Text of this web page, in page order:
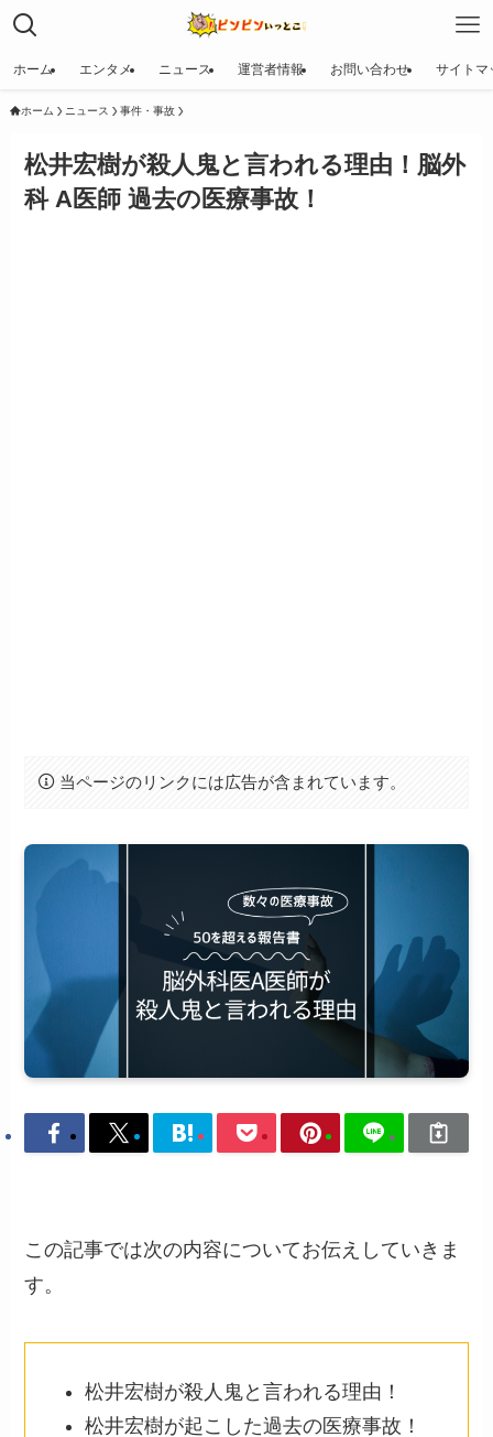
ホーム エンタメ ニュース 運営者情報 お問い合わせ サイトマ
ホーム ニュース 事件・事故
松井宏樹が殺人鬼と言われる理由！脳外
科 A医師 過去の医療事故！
当ページのリンクには広告が含まれています。
この記事では次の内容についてお伝えしていきま
す。
松井宏樹が殺人鬼と言われる理由！
松井宏樹が起こした過去の医療事故！